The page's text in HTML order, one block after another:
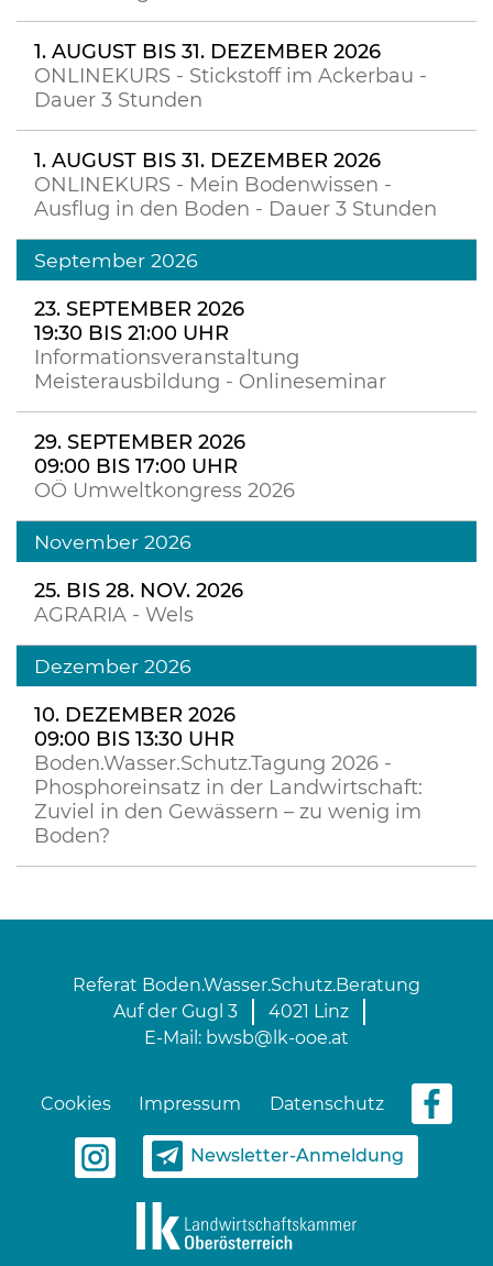
1. AUGUST BIS 31. DEZEMBER 2026
ONLINEKURS - Stickstoff im Ackerbau -
Dauer 3 Stunden
1. AUGUST BIS 31. DEZEMBER 2026
ONLINEKURS - Mein Bodenwissen -
Ausflug in den Boden - Dauer 3 Stunden
September 2026
23. SEPTEMBER 2026
19:30 BIS 21:00 UHR
Informationsveranstaltung
Meisterausbildung - Onlineseminar
29. SEPTEMBER 2026
09:00 BIS 17:00 UHR
OÖ Umweltkongress 2026
November 2026
25. BIS 28. NOV. 2026
AGRARIA - Wels
Dezember 2026
10. DEZEMBER 2026
09:00 BIS 13:30 UHR
Boden.Wasser.Schutz.Tagung 2026 -
Phosphoreinsatz in der Landwirtschaft:
Zuviel in den Gewässern – zu wenig im
Boden?
Referat Boden.Wasser.Schutz.Beratung
Auf der Gugl 3
4021 Linz
E-Mail: bwsb@lk-ooe.at
Cookies Impressum Datenschutz
Newsletter-Anmeldung